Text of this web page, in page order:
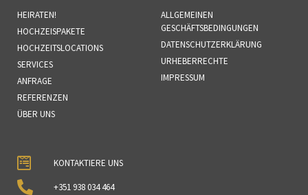
HEIRATEN!
HOCHZEISPAKETE
HOCHZEITSLOCATIONS
SERVICES
ANFRAGE
REFERENZEN
ÜBER UNS
ALLGEMEINEN
GESCHÄFTSBEDINGUNGEN
DATENSCHUTZERKLÄRUNG
URHEBERRECHTE
IMPRESSUM
KONTAKTIERE UNS
+351 938 034 464